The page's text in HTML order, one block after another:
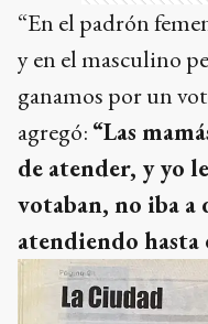
“En el padrón
y en el masculino
ganamos por un
agregó: “Las
de atender, y yo
votaban, no iba a
atendiendo hasta